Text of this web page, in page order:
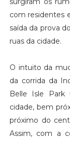
com residentes
saída da prova
ruas da cidade.
O intuito da
da corrida da
Belle Isle
cidade, bem
próximo do
Assim, com a